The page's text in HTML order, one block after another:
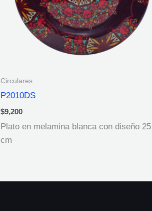
Circulares
P2010DS
$9,200
Plato en melamina blanca con diseño 25
cm